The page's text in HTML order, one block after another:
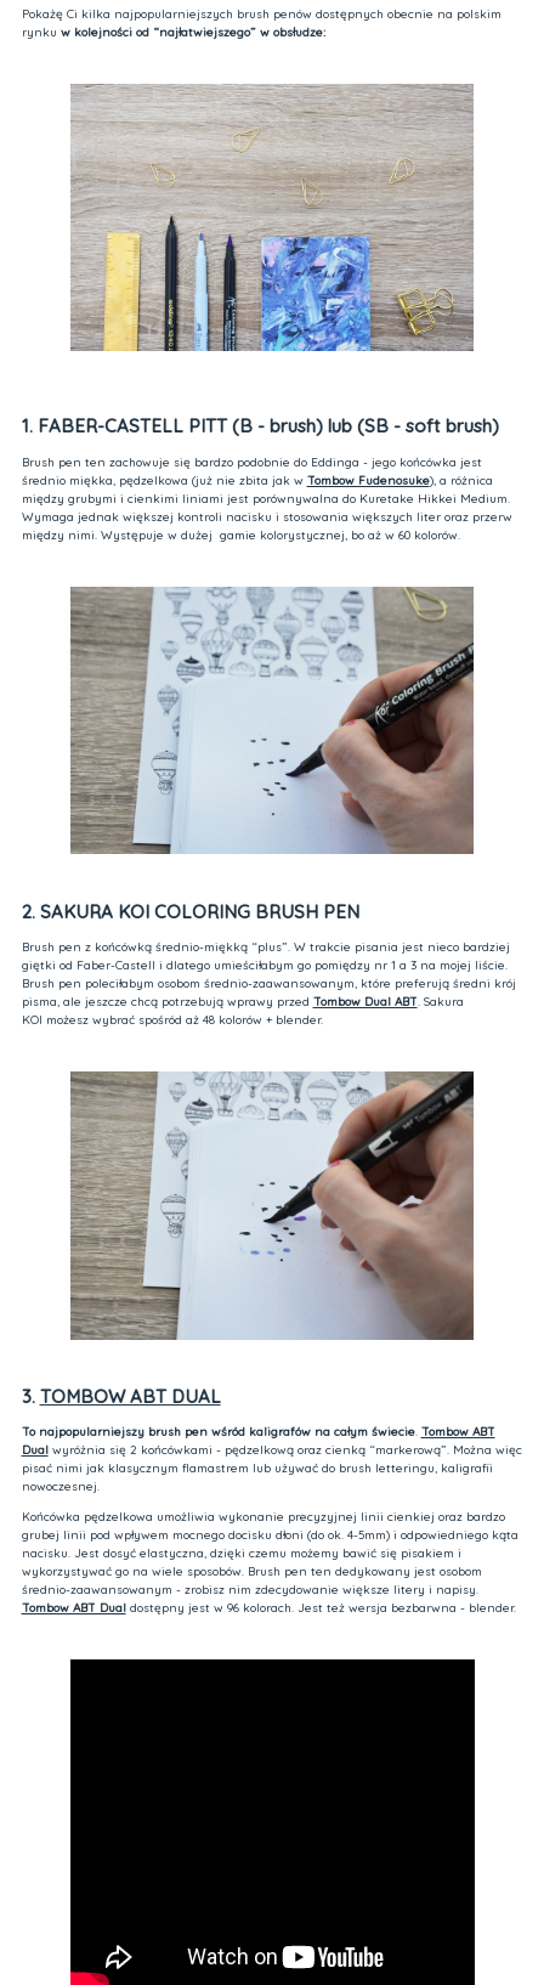
Pokażę Ci kilka najpopularniejszych brush penów dostępnych obecnie na polskim
rynku w kolejności od “najłatwiejszego” w obsłudze:
1. FABER-CASTELL PITT (B - brush) lub (SB - soft brush)
Brush pen ten zachowuje się bardzo podobnie do Eddinga - jego końcówka jest
średnio miękka, pędzelkowa (już nie zbita jak w Tombow Fudenosuke), a różnica
między grubymi i cienkimi liniami jest porównywalna do Kuretake Hikkei Medium.
Wymaga jednak większej kontroli nacisku i stosowania większych liter oraz przerw
między nimi. Występuje w dużej gamie kolorystycznej, bo aż w 60 kolorów.
2. SAKURA KOI COLORING BRUSH PEN
Brush pen z końcówką średnio-miękką “plus”. W trakcie pisania jest nieco bardziej
giętki od Faber-Castell i dlatego umieściłabym go pomiędzy nr 1 a 3 na mojej liście.
Brush pen poleciłabym osobom średnio-zaawansowanym, które preferują średni krój
pisma, ale jeszcze chcą potrzebują wprawy przed Tombow Dual ABT. Sakura
KOI możesz wybrać spośród aż 48 kolorów + blender.
3. TOMBOW ABT DUAL
To najpopularniejszy brush pen wśród kaligrafów na całym świecie. Tombow ABT
Dualwyróżnia się 2 końcówkami - pędzelkową oraz cienką “markerową”. Można więc
pisać nimi jak klasycznym flamastrem lub używać do brush letteringu, kaligrafii
nowoczesnej.
Końcówka pędzelkowa umożliwia wykonanie precyzyjnej linii cienkiej oraz bardzo
grubej linii pod wpływem mocnego docisku dłoni (do ok. 4-5mm) i odpowiedniego kąta
nacisku. Jest dosyć elastyczna, dzięki czemu możemy bawić się pisakiem i
wykorzystywać go na wiele sposobów. Brush pen ten dedykowany jest osobom
średnio-zaawansowanym - zrobisz nim zdecydowanie większe litery i napisy.
Tombow ABT Dualdostępny jest w 96 kolorach. Jest też wersja bezbarwna - blender.